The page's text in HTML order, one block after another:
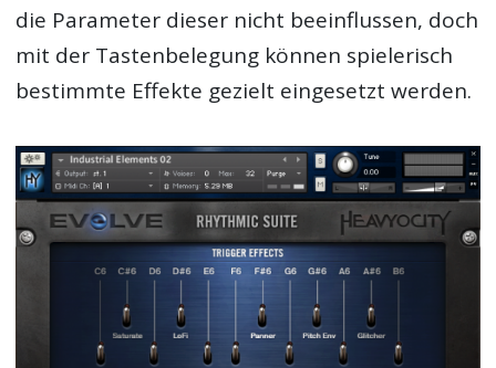
die Parameter dieser nicht beeinflussen, doch
mit der Tastenbelegung können spielerisch
bestimmte Effekte gezielt eingesetzt werden.